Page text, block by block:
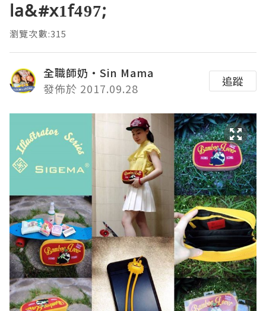
la&#x1f497;
瀏覽次數:315
全職師奶‧Sin Mama
發佈於 2017.09.28
追蹤